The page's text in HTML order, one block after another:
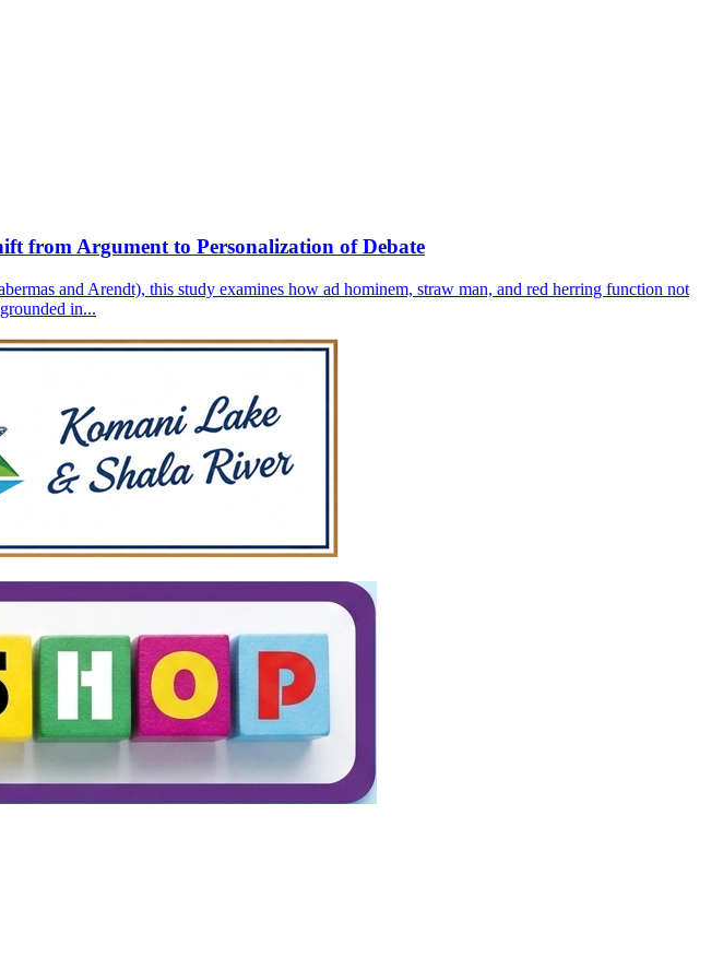
from Argument to Personalization of Debate
and Arendt), this study examines how ad hominem, straw man, and red herring function not
in...